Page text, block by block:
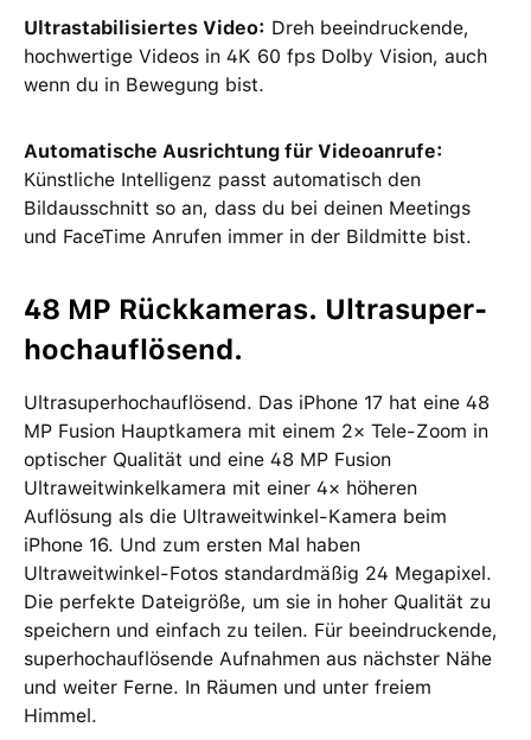
Ultrastabilisiertes Video: Dreh beeindruckende,
hochwertige Videos in 4K 60 fps Dolby Vision, auch
wenn du in Bewegung bist.
Automatische Ausrichtung für Videoanrufe:
Künstliche Intelligenz passt automatisch den
Bildausschnitt so an, dass du bei deinen Meetings
und FaceTime Anrufen immer in der Bildmitte bist.
48 MP Rückkameras. Ultrasuper­
hoch­auflösend.
Ultrasuperhochauflösend. Das iPhone 17 hat eine 48
MP Fusion Hauptkamera mit einem 2× Tele-Zoom in
optischer Qualität und eine 48 MP Fusion
Ultraweitwinkelkamera mit einer 4× höheren
Auflösung als die Ultraweitwinkel-Kamera beim
iPhone 16. Und zum ersten Mal haben
Ultraweitwinkel-Fotos standardmäßig 24 Megapixel.
Die perfekte Dateigröße, um sie in hoher Qualität zu
speichern und einfach zu teilen. Für beeindruckende,
superhochauflösende Aufnahmen aus nächster Nähe
und weiter Ferne. In Räumen und unter freiem
Himmel.